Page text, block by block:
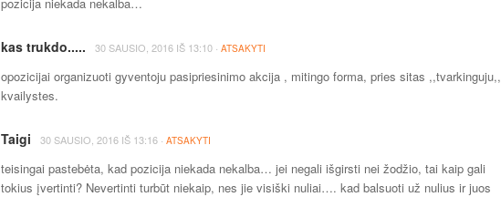
pozicija niekada nekalba…
kas trukdo..... 30 SAUSIO, 2016 IŠ 13:10 · ATSAKYTI
opozicijai organizuoti gyventoju pasipriesinimo akcija , mitingo forma, pries sitas ,,tvarkinguju,,
kvailystes.
Taigi 30 SAUSIO, 2016 IŠ 13:16 · ATSAKYTI
teisingai pastebėta, kad pozicija niekada nekalba… jei negali išgirsti nei žodžio, tai kaip gali
tokius įvertinti? Nevertinti turbūt niekaip, nes jie visiški nuliai…. kad balsuoti už nulius ir juos